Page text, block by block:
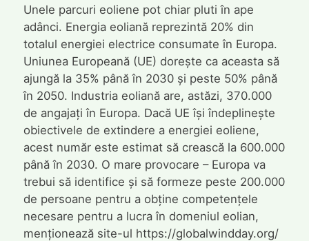
Unele parcuri eoliene pot chiar pluti în ape
adânci. Energia eoliană reprezintă 20% din
totalul energiei electrice consumate în Europa.
Uniunea Europeană (UE) dorește ca aceasta să
ajungă la 35% până în 2030 și peste 50% până
în 2050. Industria eoliană are, astăzi, 370.000
de angajați în Europa. Dacă UE își îndeplinește
obiectivele de extindere a energiei eoliene,
acest număr este estimat să crească la 600.000
până în 2030. O mare provocare – Europa va
trebui să identifice și să formeze peste 200.000
de persoane pentru a obține competențele
necesare pentru a lucra în domeniul eolian,
menționează site-ul https://globalwindday.org/